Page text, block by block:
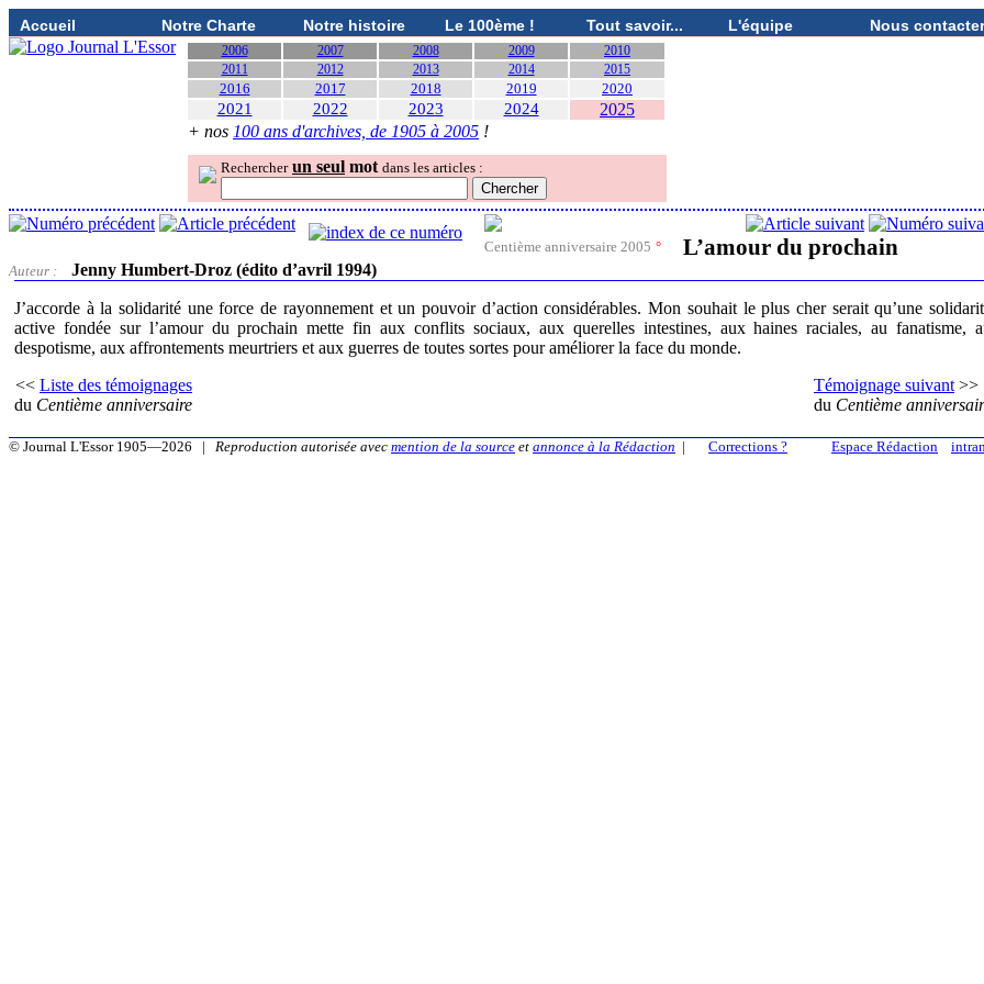
Accueil Notre Charte Notre histoire Le 100ème ! Tout savoir... L'équipe Nous contacter
2006 2007 2008 2009
2010
2011
2012 2013 2014 2015
2016 2017 2018 2019 2020
2021 2022 2023 2024
2025
+ nos 100 ans d'archives, de 1905 à 2005 !
Rechercher un seul mot dans les articles :
Centième anniversaire 2005 ° L’amour du prochain
Auteur : Jenny Humbert-Droz (édito d’avril 1994)
J’accorde à la solidarité une force de rayonnement et un pouvoir d’action considérables. Mon souhait le plus cher serait qu’une
active fondée sur l’amour du prochain mette fin aux conflits sociaux, aux querelles intestines, aux haines raciales, au fanatisme,
despotisme, aux affrontements meurtriers et aux guerres de toutes sortes pour améliorer la face du monde.
<< Liste des témoignages
du Centième anniversaire
Témoignage suivant >>
du Centième
Espace Rédaction
© Journal L'Essor 1905—2026 | Reproduction autorisée avec mention de la source et annonce à la Rédaction | Corrections ?